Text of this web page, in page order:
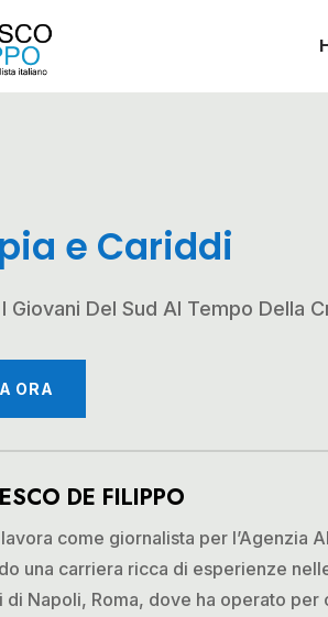
e Cariddi
Giovani Del Sud Al Tempo Della
ORA
DE FILIPPO
come giornalista per l’Agenzia
una carriera ricca di esperienze
di Napoli, Roma, dove ha operato per